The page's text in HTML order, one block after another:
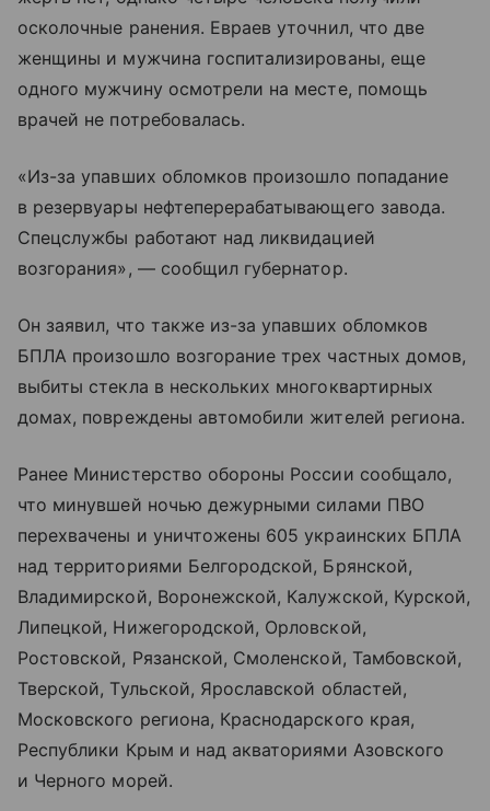
осколочные ранения. Евраев уточнил, что две
женщины и мужчина госпитализированы, еще
одного мужчину осмотрели на месте, помощь
врачей не потребовалась.
«Из-за упавших обломков произошло попадание
в резервуары нефтеперерабатывающего завода.
Спецслужбы работают над ликвидацией
возгорания», — сообщил губернатор.
Он заявил, что также из-за упавших обломков
БПЛА произошло возгорание трех частных домов,
выбиты стекла в нескольких многоквартирных
домах, повреждены автомобили жителей региона.
Ранее Министерство обороны России сообщало,
что минувшей ночью дежурными силами ПВО
перехвачены и уничтожены 605 украинских БПЛА
над территориями Белгородской, Брянской,
Владимирской, Воронежской, Калужской, Курской,
Липецкой, Нижегородской, Орловской,
Ростовской, Рязанской, Смоленской, Тамбовской,
Тверской, Тульской, Ярославской областей,
Московского региона, Краснодарского края,
Республики Крым и над акваториями Азовского
и Черного морей.